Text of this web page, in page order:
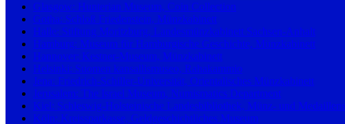
Glasgow: Hunterian Museum, Coin Collection
Gotha: Schloß Friedenstein, Münzkabinett
Halle: Stiftung Moritzburg, Landesmünzkabinett Sachsen-Anhalt
Hamburg: Museum für Hamburgische Geschichte, Münzkabinett
Hannover: Kestner-Museum, Münzkabinett
Helsinki: Suomen kansallismuseo, Rahakammio
Jena: Friedrich-Schiller-Universität, Orientalisches Münzkabinett
Jerusalem: The Israel Museum, Numismatics Department
Kiel: Schleswig-Holsteinische Landesbibliothek, Münz- und
Köln: Kreissparkasse, Geldgeschichtliches Museum